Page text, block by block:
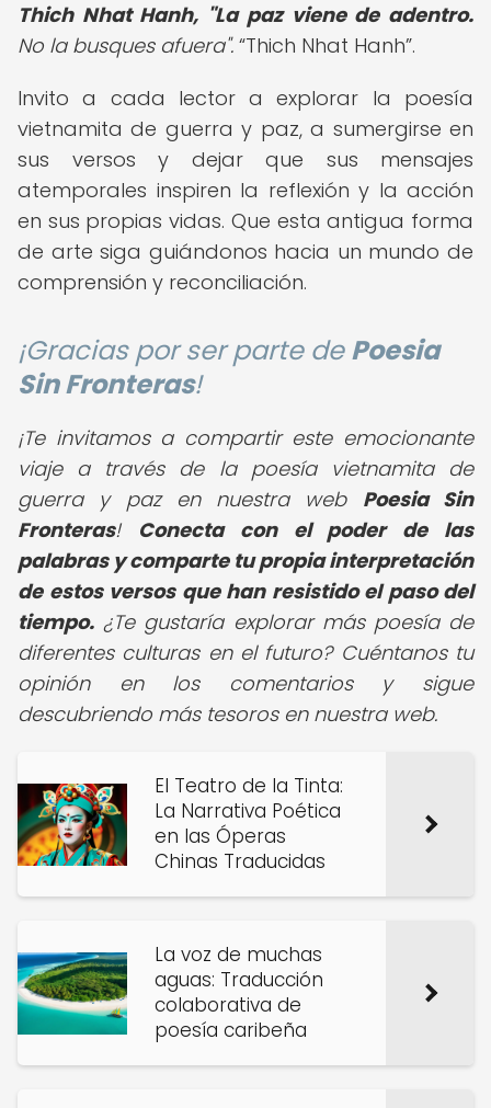
Thich Nhat Hanh, "La paz viene de adentro.
No la busques afuera". Thich Nhat Hanh .
Invito a cada lector a explorar la poesía
vietnamita de guerra y paz, a sumergirse en
sus versos y dejar que sus mensajes
atemporales inspiren la reflexión y la acción
en sus propias vidas. Que esta antigua forma
de arte siga guiándonos hacia un mundo de
comprensión y reconciliación.
¡Gracias por ser parte dePoesia
Sin Fronteras!
¡Te invitamos a compartir este emocionante
viaje a través de la poesía vietnamita de
guerra y paz en nuestra web Poesia Sin
Fronteras! Conecta con el poder de las
palabras y comparte tu propia interpretación
de estos versos que han resistido el paso del
tiempo. ¿Te gustaría explorar más poesía de
diferentes culturas en el futuro? Cuéntanos tu
opinión en los comentarios y sigue
descubriendo más tesoros en nuestra web.
El Teatro de la Tinta:
La Narrativa Poética
en las Óperas
Chinas Traducidas
La voz de muchas
aguas: Traducción
colaborativa de
poesía caribeña